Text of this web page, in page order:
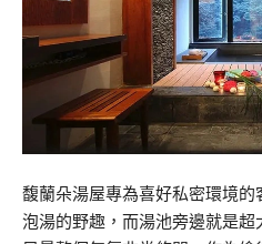
馥蘭朵湯屋專為喜好私密環境
泡湯的野趣，而湯池旁邊就是